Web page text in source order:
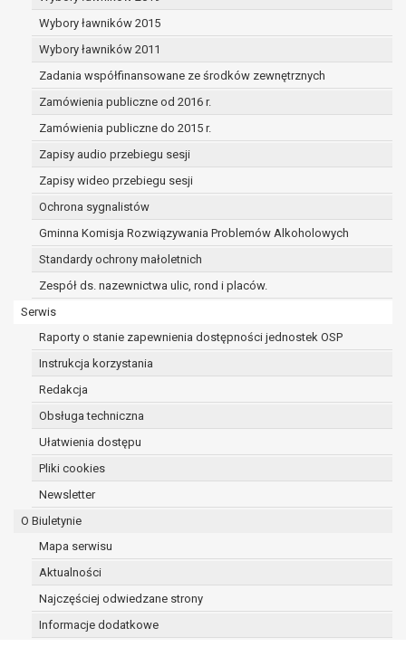
Wybory ławników 2015
Wybory ławników 2011
Zadania współfinansowane ze środków zewnętrznych
Zamówienia publiczne od 2016 r.
Zamówienia publiczne do 2015 r.
Zapisy audio przebiegu sesji
Zapisy wideo przebiegu sesji
Ochrona sygnalistów
Gminna Komisja Rozwiązywania Problemów Alkoholowych
Standardy ochrony małoletnich
Zespół ds. nazewnictwa ulic, rond i placów.
Serwis
Raporty o stanie zapewnienia dostępności jednostek OSP
Instrukcja korzystania
Redakcja
Obsługa techniczna
Ułatwienia dostępu
Pliki cookies
Newsletter
O Biuletynie
Mapa serwisu
Aktualności
Najczęściej odwiedzane strony
Informacje dodatkowe
celu wywiązania się z obowiązku
prawo do żądania ograniczenia
przetwarzania danych osobowych na
podstawie art. 18 RODO, w przypadku gdy:
osoba, której dane dotyczą
kwestionuje prawidłowość danych
osobowych – na okres pozwalający
administratorowi sprawdzić
przetwarzanie danych jest niezgodne
z prawem, a osoba, której dane
dotyczą, sprzeciwia się usunięciu
danych, żądając w zamian ich
ograniczenia,
danych dla swoich celów, ale osoba,
której dane dotyczą, potrzebuje ich do
ustalenia, obrony lub dochodzenia
roszczeń,
osoba, której dane dotyczą, wniosła
sprzeciw wobec przetwarzania
danych - do czasu ustalenia czy
prawnie uzasadnione podstawy po
podstawie art. 20 RODO, w przypadku gdy
przetwarzanie danych odbywa się na
której dane dotyczą lub na podstawie